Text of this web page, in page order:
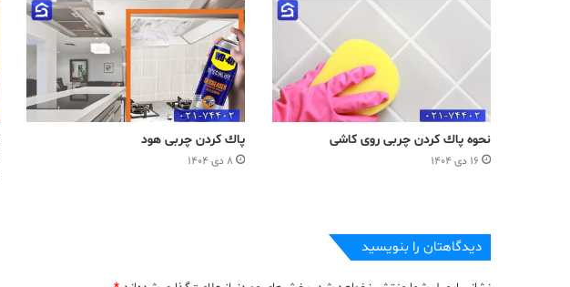
نحوه پاك كردن چربی روی كاشی
۱۶ دی ۱۴۰۴
پاك كردن چربی هود
۸ دی ۱۴۰۴
دیدگاهتان را بنویسید